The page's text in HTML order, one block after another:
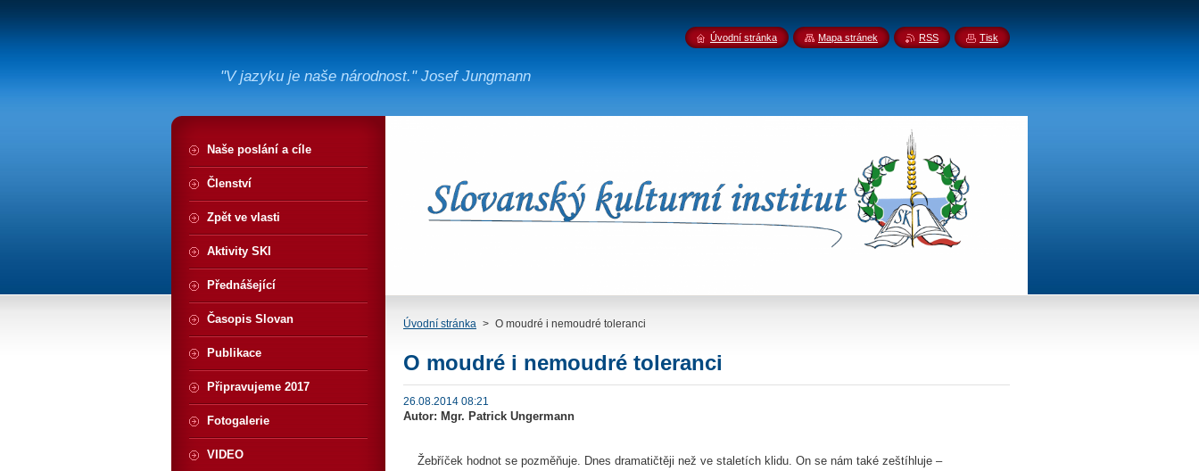
"V jazyku je naše národnost." Josef Jungmann
Úvodní stránka > O moudré i nemoudré toleranci
O moudré i nemoudré toleranci
26.08.2014 08:21
Autor: Mgr. Patrick Ungermann
Žebříček hodnot se pozměňuje. Dnes dramatičtěji než ve staletích klidu. On se nám také zeštíhluje –
Naše poslání a cíle
Členství
Zpět ve vlasti
Aktivity SKI
Přednášející
Časopis Slovan
Publikace
Připravujeme 2017
Fotogalerie
VIDEO
Úvodní stránka Mapa stránek RSS Tisk